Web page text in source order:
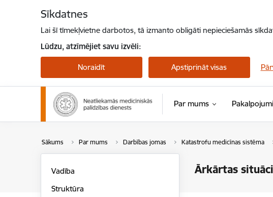
Sīkdatnes
Lai šī tīmekļvietne darbotos, tā izmanto obligāti nepieciešamās
Lūdzu, atzīmējiet savu izvēli:
Noraidīt Apstiprināt visas
Par mums Pakalpojumi
Sākums Par mums Darbības jomas Katastrofu medicīnas sistēma
Ārkārtas
Vadība
Struktūra